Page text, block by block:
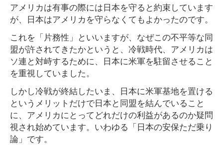
アメリカは有事の際には日本を守ると約束しています
が、日本はアメリカを守らなくてもよかったのです。
これを「片務性」といいますが、なぜこの不平等な同
盟が許されてきたかというと、冷戦時代、アメリカは
ソ連と対峙するために、日本に米軍を駐留させること
を重視していました。
しかし冷戦が終結したいま、日本に米軍基地を置ける
というメリットだけで日本と同盟を結んでいること
に、アメリカにとってどれだけの利益があるのか疑問
視され始めています。いわゆる「日本の安保ただ乗り
論」です。